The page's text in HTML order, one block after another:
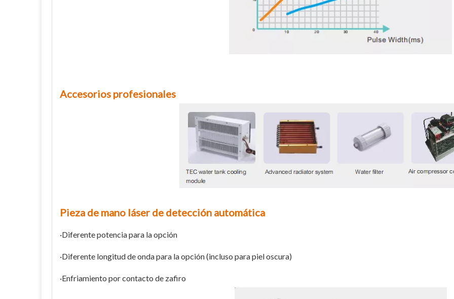
Accesorios profesionales
Pieza de mano láser de detección automática
·Diferente potencia para la opción
·Diferente longitud de onda para la opción (incluso para piel oscura)
·Enfriamiento por contacto de zafiro